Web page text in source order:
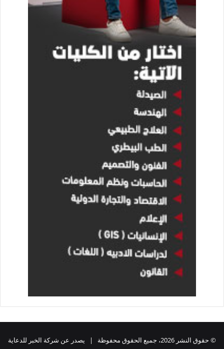
© حقوق النشر 2026، جميع الحقوق محفوظة | يصدر عن شركة الخبر للدعاية